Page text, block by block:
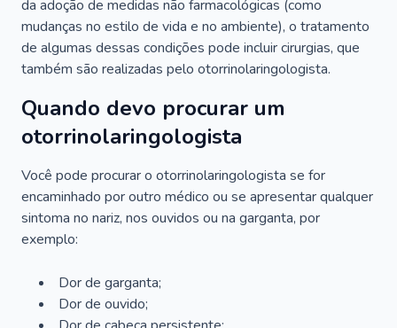
da adoção de medidas não farmacológicas (como
mudanças no estilo de vida e no ambiente), o tratamento
de algumas dessas condições pode incluir cirurgias, que
também são realizadas pelo otorrinolaringologista.
Quando devo procurar um
otorrinolaringologista
Você pode procurar o otorrinolaringologista se for
encaminhado por outro médico ou se apresentar qualquer
sintoma no nariz, nos ouvidos ou na garganta, por
exemplo:
Dor de garganta;
Dor de ouvido;